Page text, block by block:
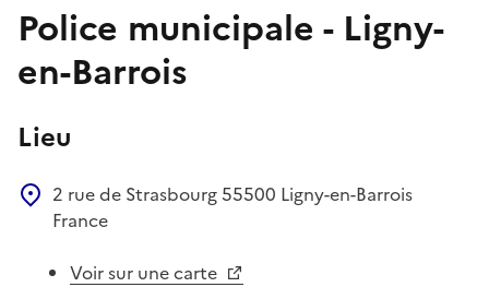
Police municipale - Ligny-
en-Barrois
Lieu
2 rue de Strasbourg 55500 Ligny-en-Barrois
France
Voir sur une carte